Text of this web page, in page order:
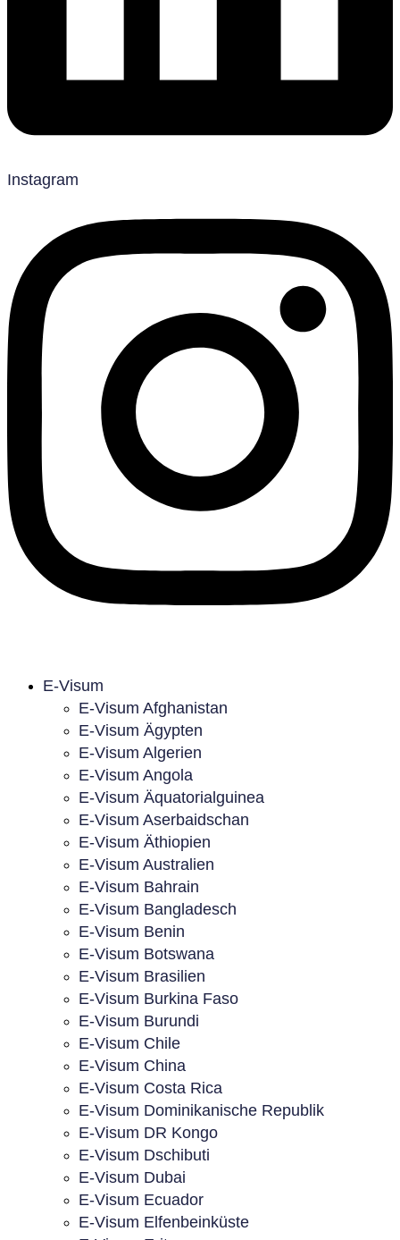
Instagram
E-Visum
E-Visum Afghanistan
E-Visum Ägypten
E-Visum Algerien
E-Visum Angola
E-Visum Äquatorialguinea
E-Visum Aserbaidschan
E-Visum Äthiopien
E-Visum Australien
E-Visum Bahrain
E-Visum Bangladesch
E-Visum Benin
E-Visum Botswana
E-Visum Brasilien
E-Visum Burkina Faso
E-Visum Burundi
E-Visum Chile
E-Visum China
E-Visum Costa Rica
E-Visum Dominikanische Republik
E-Visum DR Kongo
E-Visum Dschibuti
E-Visum Dubai
E-Visum Ecuador
E-Visum Elfenbeinküste